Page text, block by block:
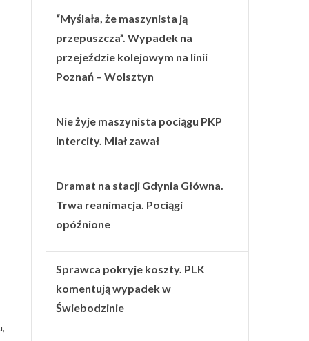
“Myślała, że maszynista ją
przepuszcza”. Wypadek na
przejeździe kolejowym na linii
Poznań – Wolsztyn
Nie żyje maszynista pociągu PKP
Intercity. Miał zawał
Dramat na stacji Gdynia Główna.
Trwa reanimacja. Pociągi
opóźnione
Sprawca pokryje koszty. PLK
komentują wypadek w
Świebodzinie